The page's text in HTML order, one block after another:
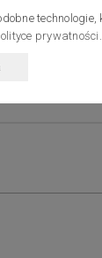
technologie,
prywatności